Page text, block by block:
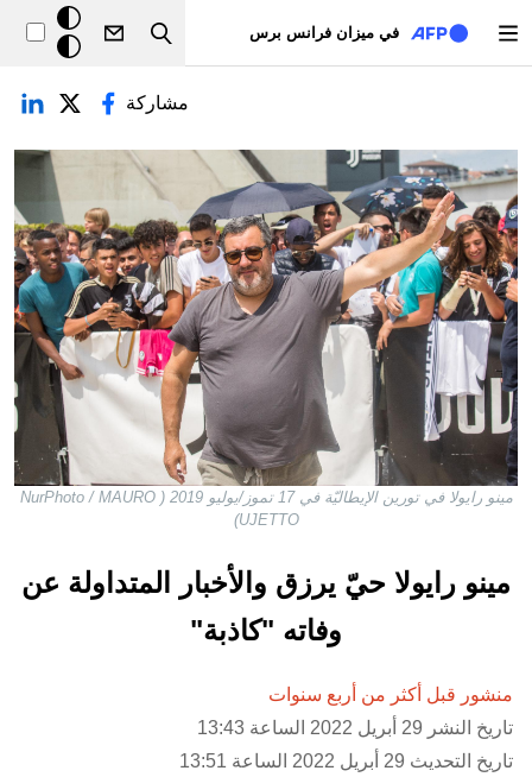
في ميزان فرانس برس
Search
خلفيّة
داكنة
التبويبات الأساسية
مشاركة
مينو رايولا في تورين الإيطاليّة في 17 تموز/يوليو 2019 ( NurPhoto / MAURO
UJETTO)
مينو رايولا حيّ يرزق والأخبار المتداولة عن
وفاته "كاذبة"
منشور قبل أكثر من أربع سنوات
تاريخ النشر 29 أبريل 2022 الساعة 13:43
تاريخ التحديث 29 أبريل 2022 الساعة 13:51